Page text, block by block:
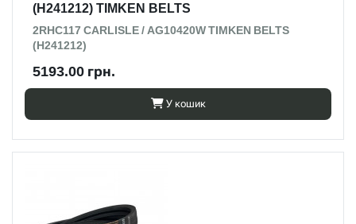
(H241212) TIMKEN BELTS
2RHC117 CARLISLE / AG10420W TIMKEN BELTS
(H241212)
5193.00 грн.
У кошик